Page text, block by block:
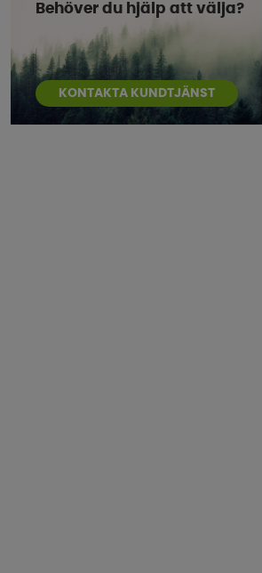
Behöver du hjälp att välja?
KONTAKTA KUNDTJÄNST